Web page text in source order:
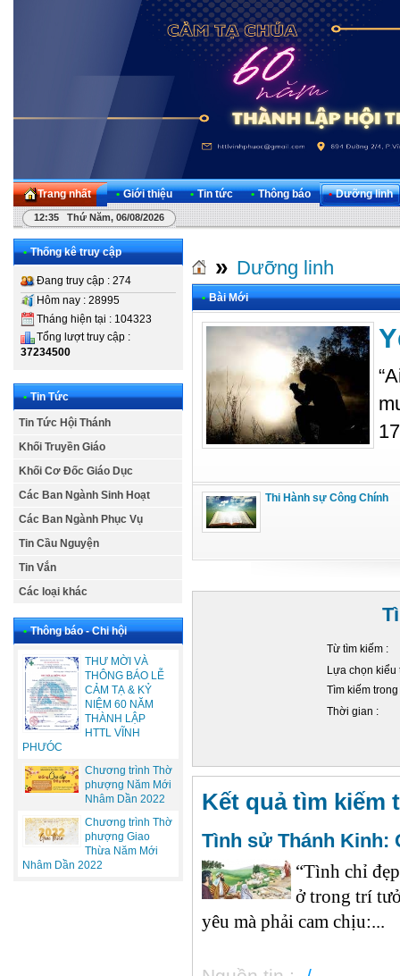
Trang nhất • Giới thiệu • Tin tức • Thông báo • Dưỡng linh
12:35 Thứ Năm, 06/08/2026
• Thống kê truy cập
Đang truy cập : 274
Hôm nay : 28995
Tháng hiện tại : 104323
Tổng lượt truy cập :
37234500
• Tin Tức
Tin Tức Hội Thánh
Khối Truyền Giáo
Khối Cơ Đốc Giáo Dục
Các Ban Ngành Sinh Hoạt
Các Ban Ngành Phục Vụ
Tin Cầu Nguyện
Tin Vắn
Các loại khác
• Thông báo - Chi hội
THƯ MỜI VÀ
THÔNG BÁO LỄ
CẢM TẠ & KỶ
NIỆM 60 NĂM
THÀNH LẬP
HTTL VĨNH
PHƯÓC
Chương trình Thờ
phượng Năm Mới
Nhâm Dần 2022
Chương trình Thờ
phượng Giao
Thừa Năm Mới
Nhâm Dần 2022
» Dưỡng linh
• Bài Mới
Thi Hành sự Công Chính
Từ tìm kiếm :
Lựa chọn kiểu
Tìm kiếm
Thời gian :
Kết quả tìm kiếm
Tình sử Thánh Kinh:
“Tình chỉ
ở trong trí
yêu mà phải cam chịu:...